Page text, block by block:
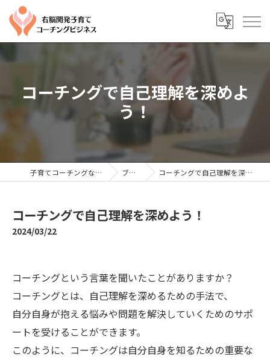
コーチングで自己理解を深めよ
う！
子育てコーチングならYTC ブログ コーチングで自己理解を深めよう！
コーチングで自己理解を深めよう！
2024/03/22
コーチングという言葉を聞いたことがありますか？
コーチングとは、自己理解を深めるための手法で、
自分自身が抱える悩みや問題を解決していくためのサポ
ートを受けることができます。
このように、コーチングは自分自身を知るための重要な